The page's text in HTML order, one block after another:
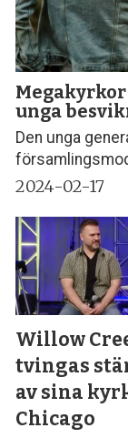
unga
Den unga
2024-02-17
Willow
tvingas
av sina
Chicago